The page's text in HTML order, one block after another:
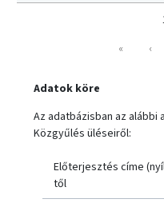
«
‹
Adatok köre
Az adatbázisban az alábbi
Közgyűlés üléseiről:
Előterjesztés címe
től